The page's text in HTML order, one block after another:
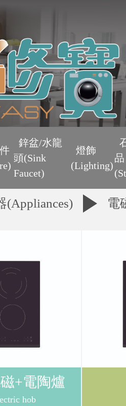
鋅盆/水龍
頭(Sink
Faucet)
燈飾
(Lighting)
品
(Appliances) 電
+電陶爐
hob